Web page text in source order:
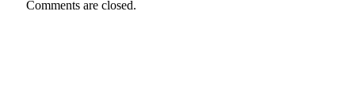
Comments are closed.